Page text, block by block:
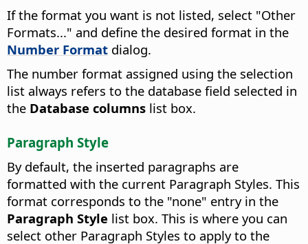
If the format you want is not listed, select "Other
Formats..." and define the desired format in the
Number Format dialog.
The number format assigned using the selection
list always refers to the database field selected in
the Database columns list box.
Paragraph Style
By default, the inserted paragraphs are
formatted with the current Paragraph Styles. This
format corresponds to the "none" entry in the
Paragraph Style list box. This is where you can
select other Paragraph Styles to apply to the